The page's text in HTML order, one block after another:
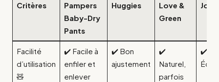
Critères
Pampers
Baby-Dry
Pants
Huggies
Love &
Green
Facilité
d’utilisation
🧸
✔️ Facile à
enfiler et
enlever
✔️ Bon
ajustement
✔️
Naturel,
parfois
✔️